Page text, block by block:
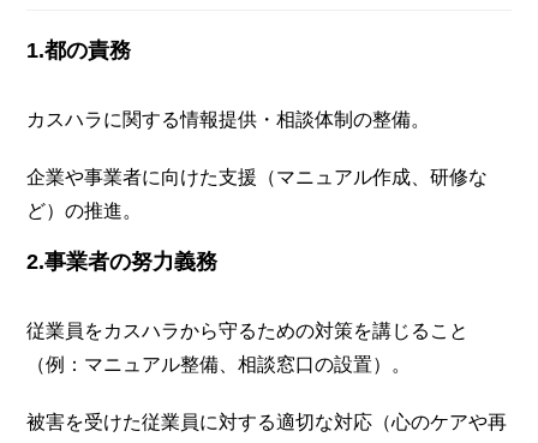
1.都の責務
カスハラに関する情報提供・相談体制の整備。
企業や事業者に向けた支援（マニュアル作成、研修な
ど）の推進。
2.事業者の努力義務
従業員をカスハラから守るための対策を講じること
（例：マニュアル整備、相談窓口の設置）。
被害を受けた従業員に対する適切な対応（心のケアや再